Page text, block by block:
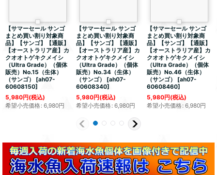
【サマーセール サンゴ
まとめ買い割り対象商
品】【サンゴ】【通販】
【オーストラリア産】カ
クオオトゲキクメイシ
（Ultra Grade）（個体
販売）No.15（生体）
（サンゴ）
[ah07-
60608150]
5,980円(税込)
希望小売価格: 6,980円
【サマーセール サンゴ
まとめ買い割り対象商
品】【サンゴ】【通販】
【オーストラリア産】カ
クオオトゲキクメイシ
（Ultra Grade）（個体
販売）No.34（生体）
（サンゴ）
[ah07-
60608340]
5,980円(税込)
希望小売価格: 6,980円
【サマーセール サンゴ
まとめ買い割り対象商
品】【サンゴ】【通販】
【オーストラリア産】カ
クオオトゲキクメイシ
（Ultra Grade）（個体
販売）No.46（生体）
（サンゴ）
[ah07-
60608460]
5,980円(税込)
希望小売価格 : 6,980円